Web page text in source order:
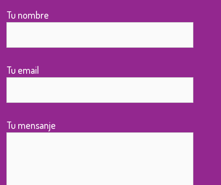
Tu nombre
Tu email
Tu mensanje